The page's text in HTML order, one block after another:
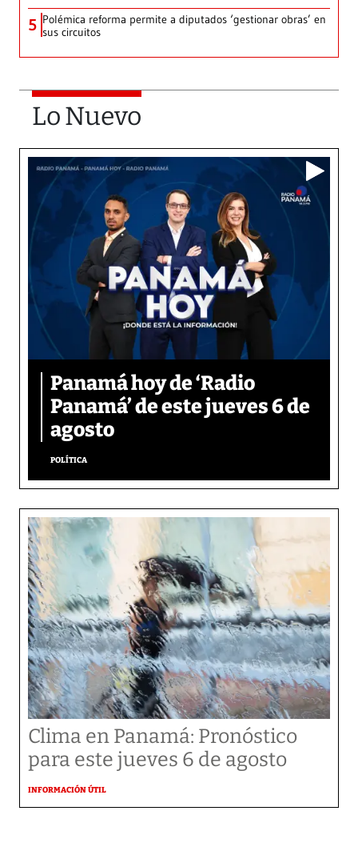
5 Polémica reforma permite a diputados ‘gestionar obras’ en
sus circuitos
Lo Nuevo
Panamá hoy de ‘Radio
Panamá’ de este jueves 6 de
agosto
POLÍTICA
Clima en Panamá: Pronóstico
para este jueves 6 de agosto
INFORMACIÓN ÚTIL